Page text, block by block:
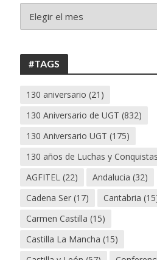
130
#TAGS
130 aniversario (21)
130 Aniversario de UGT (832)
130 Aniversario UGT (175)
130 años de Luchas y Conquistas
AGFITEL (22) Andalucia (32)
Cadena Ser (17) Cantabria
Carmen Castilla (15)
Castilla La Mancha (15)